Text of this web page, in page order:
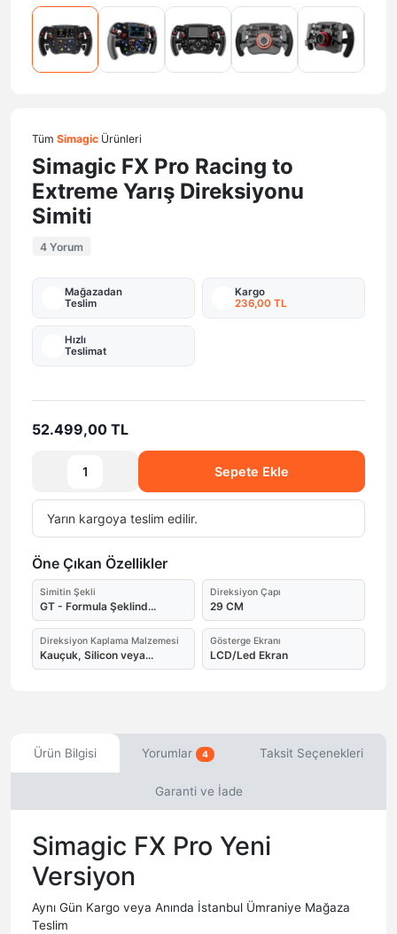
Tüm Simagic Ürünleri
Simagic FX Pro Racing to
Extreme Yarış Direksiyonu
Simiti
4 Yorum
Mağazadan
Teslim
Kargo
236,00 TL
Hızlı
Teslimat
52.499,00 TL
Sepete Ekle
Yarın kargoya teslim edilir.
Öne Çıkan Özellikler
Simitin Şekli
GT - Formula Şeklind...
Direksiyon Çapı
29 CM
Direksiyon Kaplama Malzemesi
Kauçuk, Silicon veya...
Gösterge Ekranı
LCD/Led Ekran
Ürün Bilgisi Yorumlar 4 Taksit Seçenekleri
Garanti ve İade
Simagic FX Pro Yeni
Versiyon
Aynı Gün Kargo veya Anında İstanbul Ümraniye Mağaza
Teslim